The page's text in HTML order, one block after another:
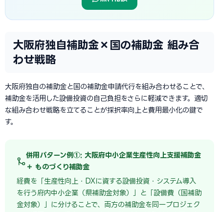
大阪府独自補助金×国の補助金 組み合
わせ戦略
大阪府独自の補助金と国の補助金申請代行を組み合わせることで、
補助金を活用した設備投資の自己負担をさらに軽減できます。適切
な組み合わせ戦略を立てることが採択率向上と費用最小化の鍵で
す。
併用パターン例①: 大阪府中小企業生産性向上支援補助金
＋ ものづくり補助金
経費を「生産性向上・DXに資する設備投資・システム導入
を行う府内中小企業（県補助金対象）」と「設備費（国補助
金対象）」に分けることで、両方の補助金を同一プロジェク